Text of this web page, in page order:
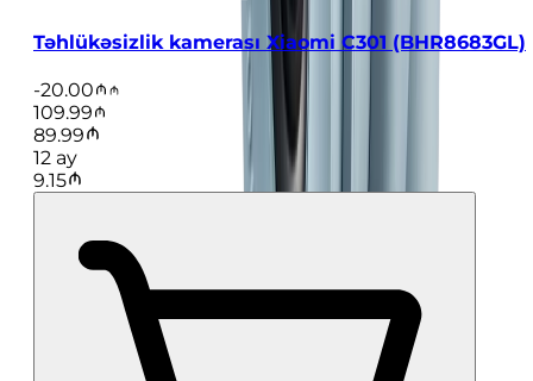
Təhlükəsizlik kamerası Xiaomi C301 (BHR8683GL)
-20.00
109.99
89.99
12 ay
9.15